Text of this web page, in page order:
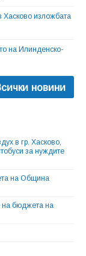
Хасково изложбата
на Илинденско-
новини
в гр. Хасково,
за нуждите
на Община
на бюджета на